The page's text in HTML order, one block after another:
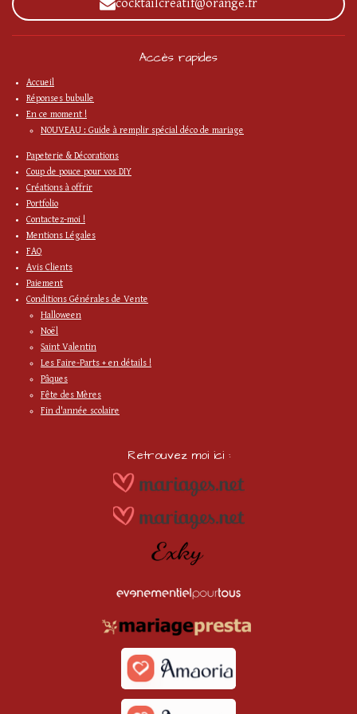
cocktailcreatif@orange.fr
Accès rapides
Accueil
Réponses bubulle
En ce moment !
NOUVEAU : Guide à remplir spécial déco de mariage
Papeterie & Décorations
Coup de pouce pour vos DIY
Créations à offrir
Portfolio
Contactez-moi !
Mentions Légales
FAQ
Avis Clients
Paiement
Conditions Générales de Vente
Halloween
Noël
Saint Valentin
Les Faire-Parts + en détails !
Pâques
Fête des Mères
Fin d'année scolaire
Retrouvez moi ici :